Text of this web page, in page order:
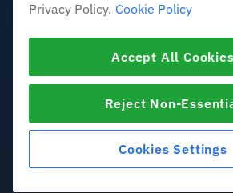
SSL
Privacy Policy. Cookie Policy
Accept All Cookies
Reject Non-
Cookies Settings